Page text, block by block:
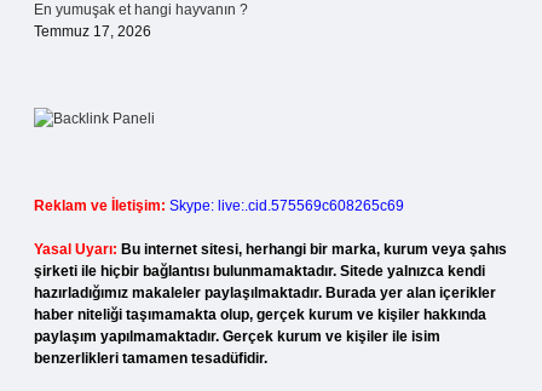
En yumuşak et hangi hayvanın ?
Temmuz 17, 2026
Reklam ve İletişim: Skype: live:.cid.575569c608265c69
Yasal Uyarı: Bu internet sitesi, herhangi bir marka, kurum veya şahıs
şirketi ile hiçbir bağlantısı bulunmamaktadır. Sitede yalnızca kendi
hazırladığımız makaleler paylaşılmaktadır. Burada yer alan içerikler
haber niteliği taşımamakta olup, gerçek kurum ve kişiler hakkında
paylaşım yapılmamaktadır. Gerçek kurum ve kişiler ile isim
benzerlikleri tamamen tesadüfidir.